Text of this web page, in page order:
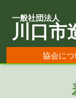
一般社団法人
川口市
協会につ